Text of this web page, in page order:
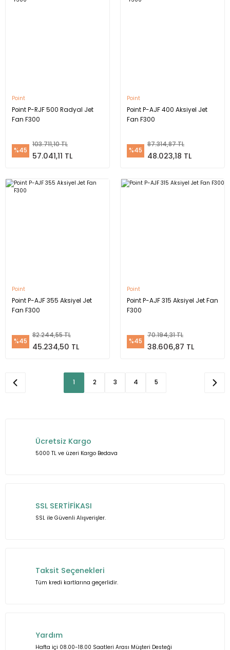
Point
Point P-RJF 500 Radyal Jet
Fan F300
%45
103.711,10 TL
57.041,11 TL
Point
Point P-AJF 400 Aksiyel Jet
Fan F300
%45
87.314,87 TL
48.023,18 TL
Point
Point P-AJF 355 Aksiyel Jet
Fan F300
%45
82.244,55 TL
45.234,50 TL
Point
Point P-AJF 315 Aksiyel Jet Fan
F300
%45
70.194,31 TL
38.606,87 TL
1 2 3 4 5
Ücretsiz Kargo
5000 TL ve üzeri Kargo Bedava
SSL SERTİFİKASI
SSL ile Güvenli Alışverişler.
Taksit Seçenekleri
Tüm kredi kartlarına geçerlidir.
Yardım
Hafta içi 08.00-18.00 Saatleri Arası Müşteri Desteği